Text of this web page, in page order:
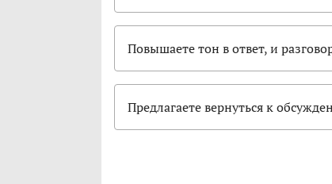
Повышаете тон в ответ, и
Предлагаете вернуться к